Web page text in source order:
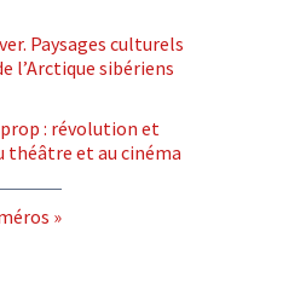
Paysages culturels
l’Arctique sibériens
prop : révolution et
théâtre et au cinéma